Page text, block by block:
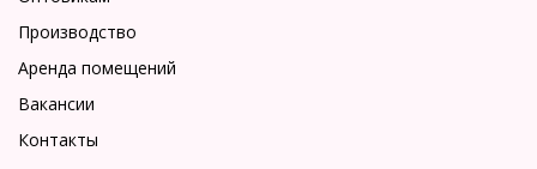
Производство
Аренда помещений
Вакансии
Контакты